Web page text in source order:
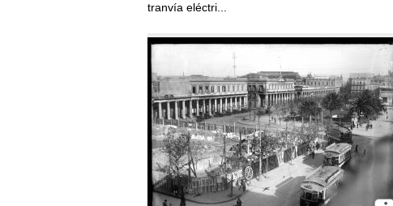
tranvía eléctri...